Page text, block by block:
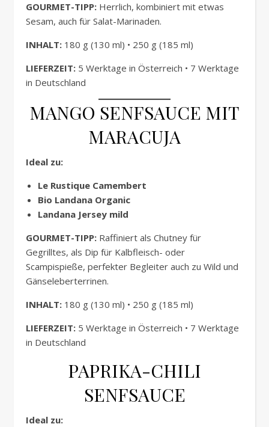
GOURMET-TIPP: Herrlich, kombiniert mit etwas
Sesam, auch für Salat-Marinaden.
INHALT: 180 g (130 ml) • 250 g (185 ml)
LIEFERZEIT: 5 Werktage in Österreich • 7 Werktage
in Deutschland
MANGO SENFSAUCE MIT
MARACUJA
Ideal zu:
Le Rustique Camembert
Bio Landana Organic
Landana Jersey mild
GOURMET-TIPP: Raffiniert als Chutney für
Gegrilltes, als Dip für Kalbfleisch- oder
Scampispieße, perfekter Begleiter auch zu Wild und
Gänseleberterrinen.
INHALT: 180 g (130 ml) • 250 g (185 ml)
LIEFERZEIT: 5 Werktage in Österreich • 7 Werktage
in Deutschland
PAPRIKA-CHILI
SENFSAUCE
Ideal zu: